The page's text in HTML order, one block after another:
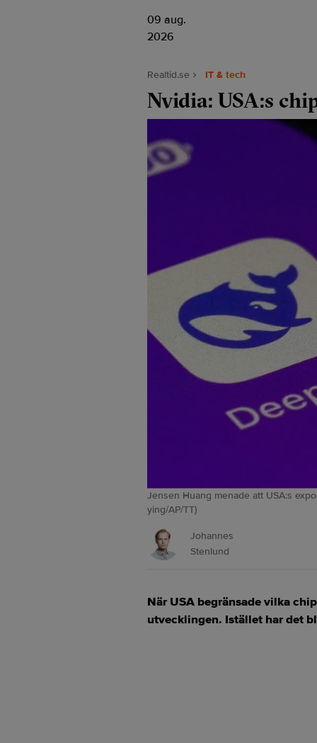
09 aug.
2026
Realtid.se IT & tech
Nvidia: USA:s
Jensen Huang menade att USA:s
ying/AP/TT)
Johannes
Stenlund
När USA begränsade vilka
utvecklingen. Istället har det